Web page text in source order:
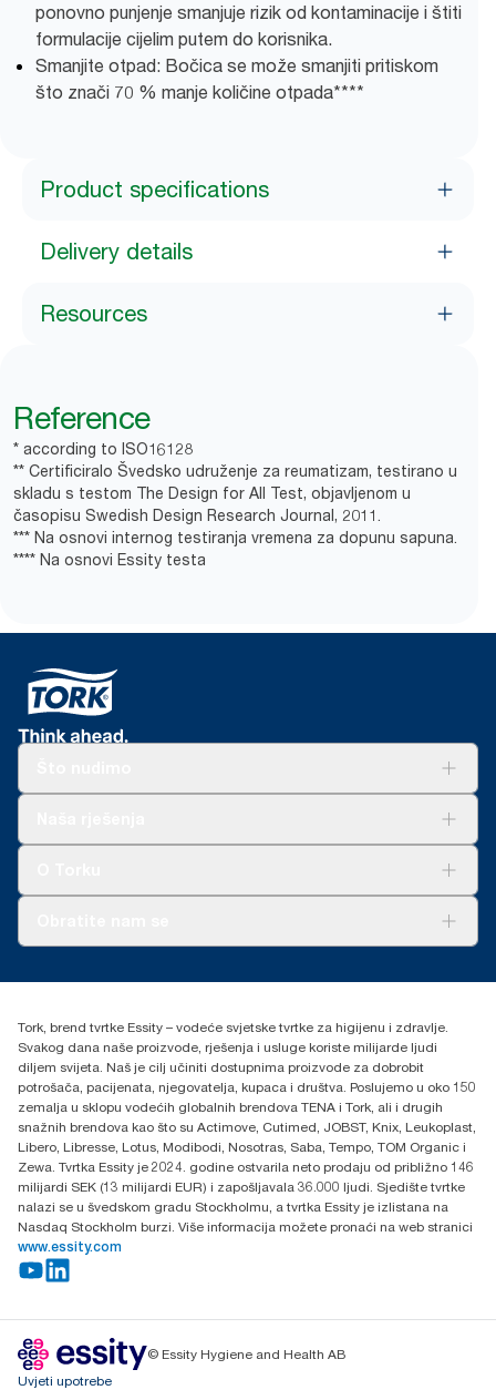
ponovno punjenje smanjuje rizik od kontaminacije i štiti
formulacije cijelim putem do korisnika.
Smanjite otpad: Bočica se može smanjiti pritiskom
što znači 70 % manje količine otpada****
Product specifications
Delivery details
Resources
Reference
* according to ISO16128
** Certificiralo Švedsko udruženje za reumatizam, testirano u
skladu s testom The Design for All Test, objavljenom u
časopisu Swedish Design Research Journal, 2011.
*** Na osnovi internog testiranja vremena za dopunu sapuna.
**** Na osnovi Essity testa
+385 913 900 004
H-1021 Budapest
Budakeszi út 51.
Tork, brend tvrtke Essity – vodeće svjetske tvrtke za higijenu i zdravlje.
Svakog dana naše proizvode, rješenja i usluge koriste milijarde ljudi
diljem svijeta. Naš je cilj učiniti dostupnima proizvode za dobrobit
potrošača, pacijenata, njegovatelja, kupaca i društva. Poslujemo u oko 150
zemalja u sklopu vodećih globalnih brendova TENA i Tork, ali i drugih
snažnih brendova kao što su Actimove, Cutimed, JOBST, Knix, Leukoplast,
Libero, Libresse, Lotus, Modibodi, Nosotras, Saba, Tempo, TOM Organic i
Zewa. Tvrtka Essity je 2024. godine ostvarila neto prodaju od približno 146
milijardi SEK (13 milijardi EUR) i zapošljavala 36.000 ljudi. Sjedište tvrtke
nalazi se u švedskom gradu Stockholmu, a tvrtka Essity je izlistana na
Nasdaq Stockholm burzi. Više informacija možete pronaći na web stranici
www.essity.com
© Essity Hygiene and Health AB
Uvjeti upotrebe